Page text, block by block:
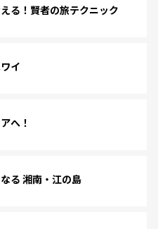
る！賢者の旅テクニック
イ
へ！
る 湘南・江の島